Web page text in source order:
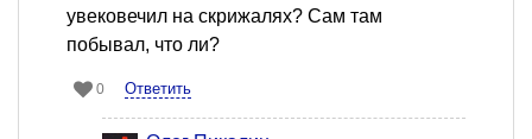
увековечил на скрижалях? Сам там
побывал, что ли?
0 Ответить